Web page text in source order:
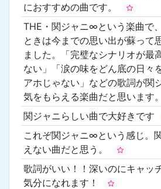
におすすめの曲です。
THE・関ジャニ∞という楽曲で
ときは今までの思い出が蘇って
ました。「完璧なシナリオが最
ない」「涙の味をどん底の日々
アホじゃない」などの歌詞が関
気をもらえる楽曲だと思います。
関ジャニらしい曲で大好きです
これぞ関ジャニ∞という感じ。
えない曲だと思う。
歌詞がいい！！深いのにキャッ
気分になれます！